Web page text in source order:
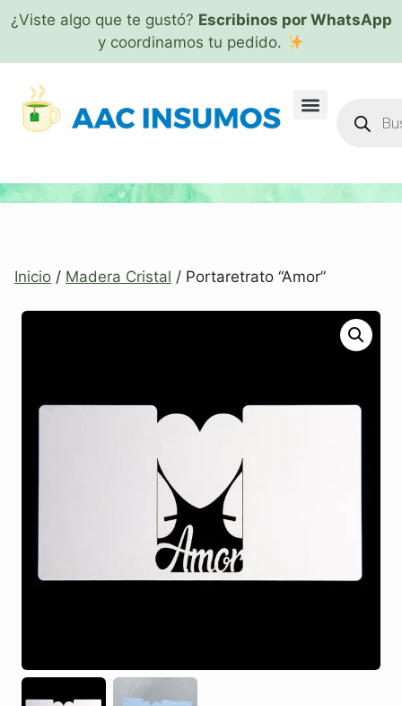
¿Viste algo que te gustó? Escribinos por WhatsApp
y coordinamos tu pedido.
Inicio / Madera Cristal / Portaretrato “Amor”